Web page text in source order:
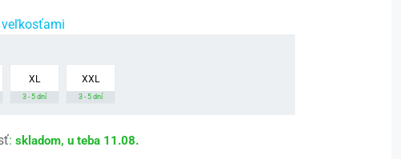
XL
3 - 5 dní
XXL
3 - 5 dní
: skladom, u teba 11.08.